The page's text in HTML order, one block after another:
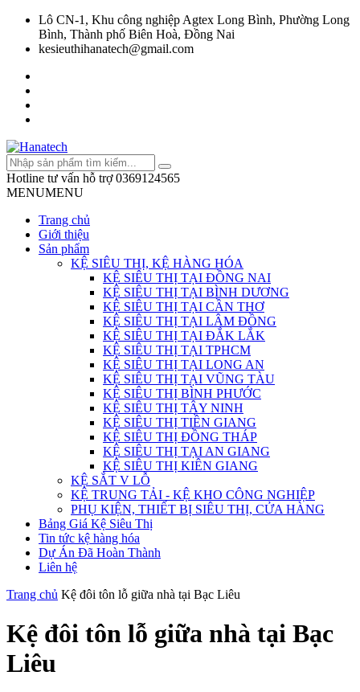
Lô CN-1, Khu công nghiệp Agtex Long Bình, Phường Long
Bình, Thành phố Biên Hoà, Đồng Nai
kesieuthihanatech@gmail.com
Hotline tư vấn hỗ trợ 0369124565
MENUMENU
Trang chủ
Giới thiệu
Sản phẩm
KỆ SIÊU THỊ, KỆ HÀNG HÓA
KỆ SIÊU THỊ TẠI ĐỒNG NAI
KỆ SIÊU THỊ TẠI BÌNH DƯƠNG
KỆ SIÊU THỊ TẠI CẦN THƠ
KỆ SIÊU THỊ TẠI LÂM ĐỒNG
KỆ SIÊU THỊ TẠI ĐẮK LẮK
KỆ SIÊU THỊ TẠI TPHCM
KỆ SIÊU THỊ TẠI LONG AN
KỆ SIÊU THỊ TẠI VŨNG TÀU
KỆ SIÊU THỊ BÌNH PHƯỚC
KỆ SIÊU THỊ TÂY NINH
KỆ SIÊU THỊ TIỀN GIANG
KỆ SIÊU THỊ ĐỒNG THÁP
KỆ SIÊU THỊ TẠI AN GIANG
KỆ SIÊU THỊ KIÊN GIANG
KỆ SẮT V LỖ
KỆ TRUNG TẢI - KỆ KHO CÔNG NGHIỆP
PHỤ KIỆN, THIẾT BỊ SIÊU THỊ, CỬA HÀNG
Bảng Giá Kệ Siêu Thị
Tin tức kệ hàng hóa
Dự Án Đã Hoàn Thành
Liên hệ
Trang chủ Kệ đôi tôn lỗ giữa nhà tại Bạc Liêu
Kệ đôi tôn lỗ giữa nhà tại Bạc
Liêu